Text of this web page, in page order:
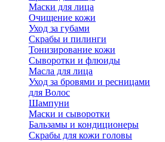
Маски для лица
Очищение кожи
Уход за губами
Скрабы и пилинги
Тонизирование кожи
Сыворотки и флюиды
Масла для лица
Уход за бровями и ресницами
для Волос
Шампуни
Маски и сыворотки
Бальзамы и кондиционеры
Скрабы для кожи головы